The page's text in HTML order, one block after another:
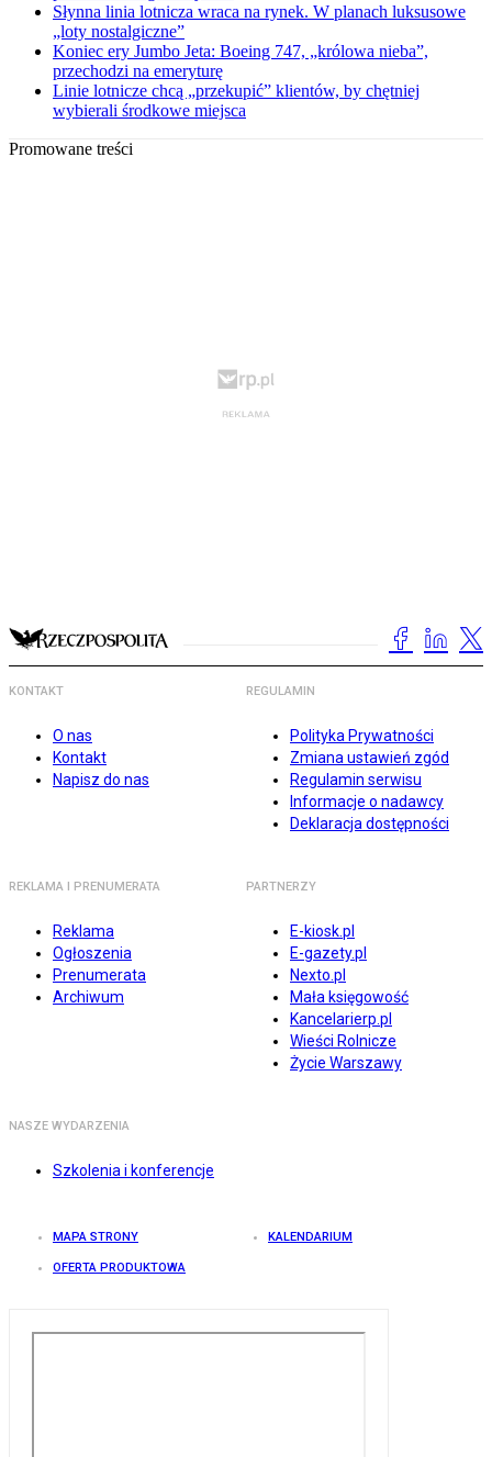
Słynna linia lotnicza wraca na rynek. W planach luksusowe
„loty nostalgiczne”
Koniec ery Jumbo Jeta: Boeing 747, „królowa nieba”,
przechodzi na emeryturę
Linie lotnicze chcą „przekupić” klientów, by chętniej
wybierali środkowe miejsca
Promowane treści
KONTAKT
O nas
Kontakt
Napisz do nas
REGULAMIN
Polityka Prywatności
Zmiana ustawień zgód
Regulamin serwisu
Informacje o nadawcy
Deklaracja dostępności
REKLAMA I PRENUMERATA
Reklama
Ogłoszenia
Prenumerata
Archiwum
PARTNERZY
E-kiosk.pl
E-gazety.pl
Nexto.pl
Mała księgowość
Kancelarierp.pl
Wieści Rolnicze
Życie Warszawy
NASZE WYDARZENIA
Szkolenia i konferencje
MAPA STRONY KALENDARIUM
OFERTA PRODUKTOWA